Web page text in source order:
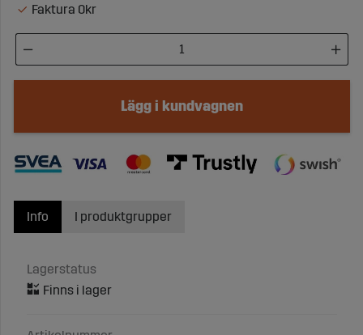
Faktura 0kr
Lägg i kundvagnen
Info
Lagerstatus
I produktgrupper